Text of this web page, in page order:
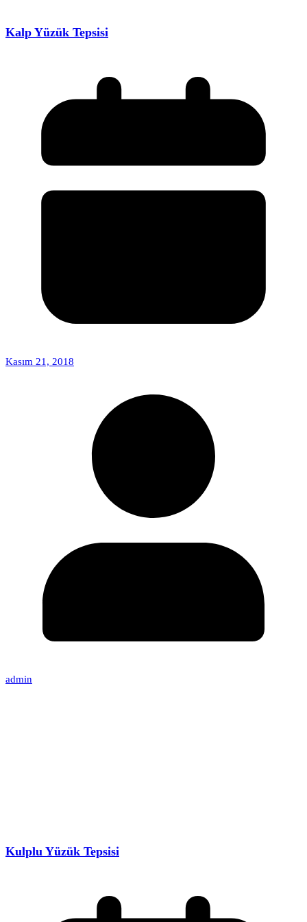
Kalp Yüzük Tepsisi
Kasım 21, 2018
admin
Kulplu Yüzük Tepsisi